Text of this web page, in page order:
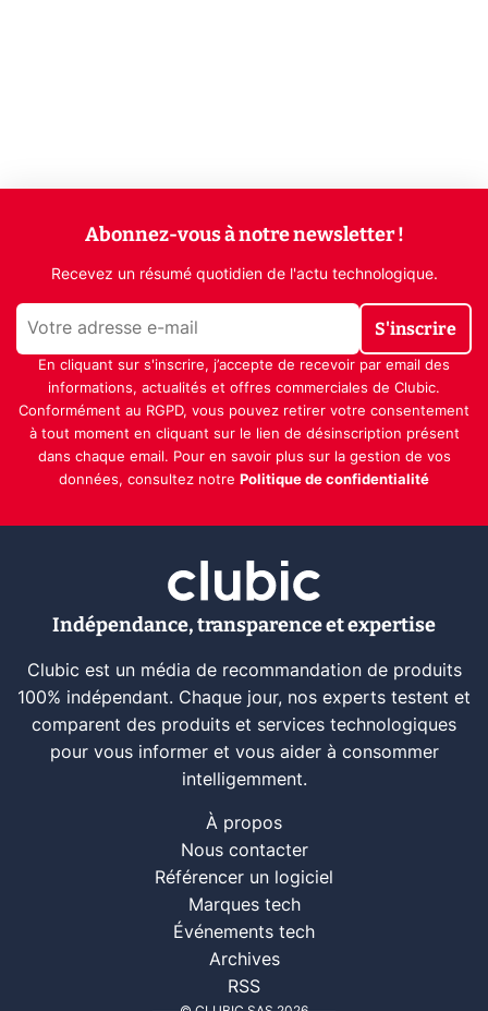
Abonnez-vous à notre newsletter !
Recevez un résumé quotidien de l'actu technologique.
S'inscrire
En cliquant sur s'inscrire, j’accepte de recevoir par email des
informations, actualités et offres commerciales de Clubic.
Conformément au RGPD, vous pouvez retirer votre consentement
à tout moment en cliquant sur le lien de désinscription présent
dans chaque email. Pour en savoir plus sur la gestion de vos
données, consultez notre Politique de confidentialité
Indépendance, transparence et expertise
Clubic est un média de recommandation de produits
100% indépendant. Chaque jour, nos experts testent et
comparent des produits et services technologiques
pour vous informer et vous aider à consommer
intelligemment.
À propos
Nous contacter
Référencer un logiciel
Marques tech
Événements tech
Archives
RSS